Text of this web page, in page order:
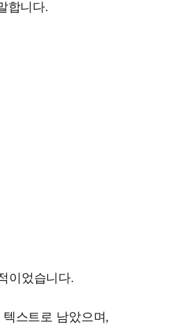
합니다.
이었습니다.
스트로 남았으며,